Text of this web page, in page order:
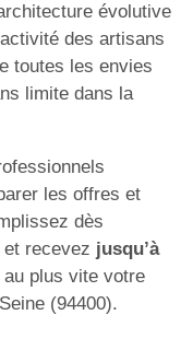
évolutive
des artisans
toutes les envies
limite dans la
les offres et
dès
et recevez jusqu’à
plus vite votre
(94400).